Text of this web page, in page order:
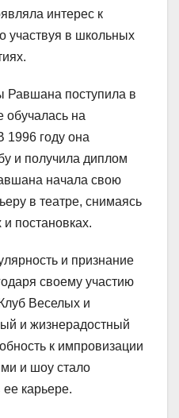
интерес к
участвуя в школьных
Равшана поступила в
обучалась на
1996 году она
и получила диплом
начала свою
в театре, снимаясь
и постановках.
и признание
своему участию
Веселых и
и жизнерадостный
к импровизации
и шоу стало
карьере.